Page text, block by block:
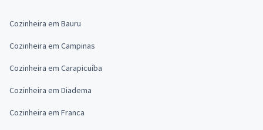
Cozinheira em Bauru
Cozinheira em Campinas
Cozinheira em Carapicuíba
Cozinheira em Diadema
Cozinheira em Franca